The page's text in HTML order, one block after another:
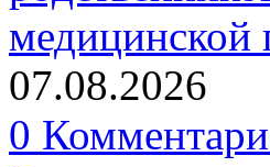
07.08.2026
0